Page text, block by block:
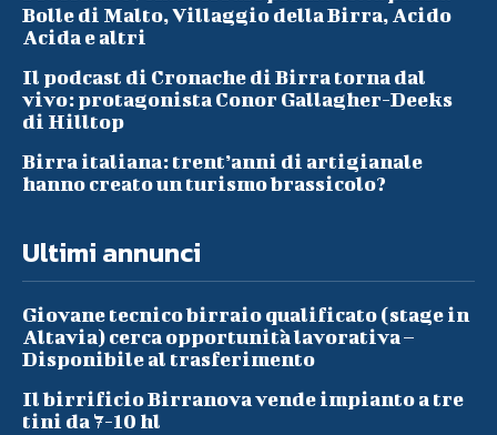
Bolle di Malto, Villaggio della Birra, Acido
Acida e altri
Il podcast di Cronache di Birra torna dal
vivo: protagonista Conor Gallagher-Deeks
di Hilltop
Birra italiana: trent’anni di artigianale
hanno creato un turismo brassicolo?
Ultimi annunci
Giovane tecnico birraio qualificato (stage in
Altavia) cerca opportunità lavorativa –
Disponibile al trasferimento
Il birrificio Birranova vende impianto a tre
tini da 7-10 hl